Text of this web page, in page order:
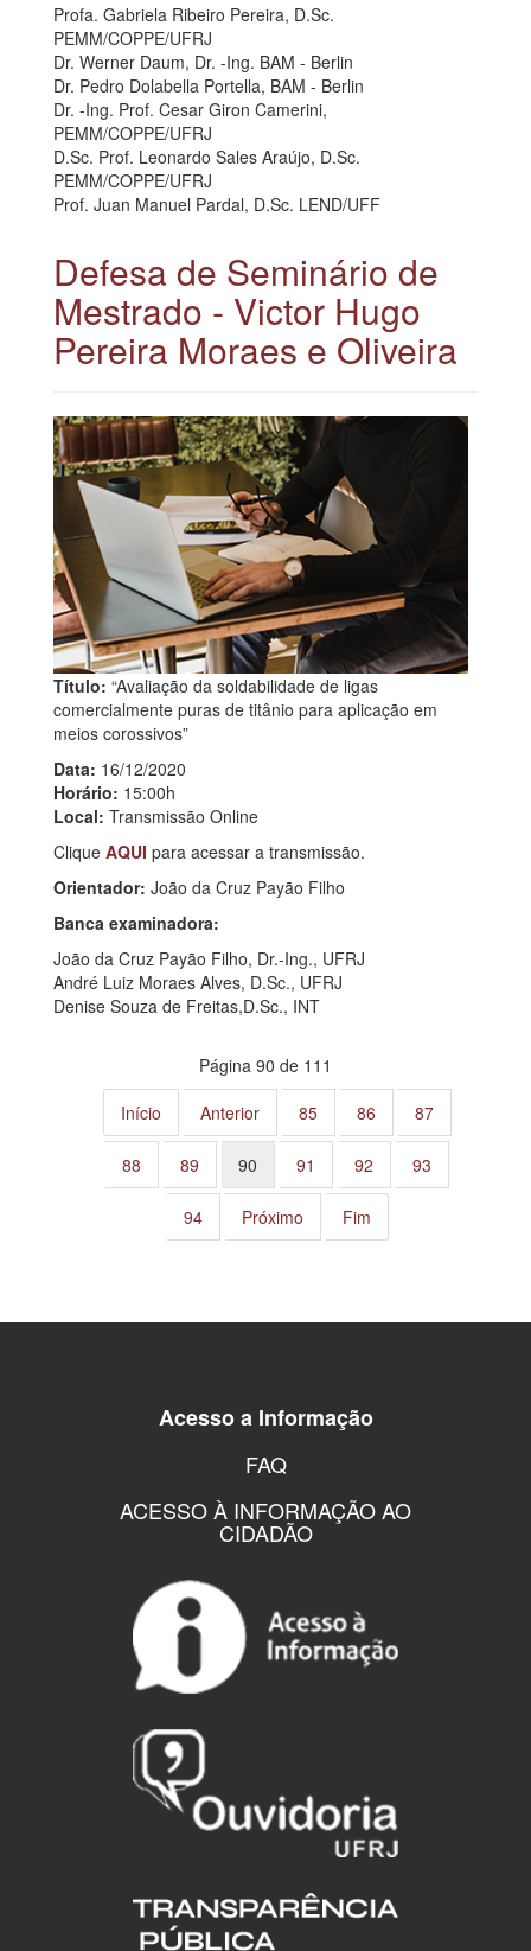
Profa. Gabriela Ribeiro Pereira, D.Sc.
PEMM/COPPE/UFRJ
Dr. Werner Daum, Dr. -Ing. BAM - Berlin
Dr. Pedro Dolabella Portella, BAM - Berlin
Dr. -Ing. Prof. Cesar Giron Camerini,
PEMM/COPPE/UFRJ
D.Sc. Prof. Leonardo Sales Araújo, D.Sc.
PEMM/COPPE/UFRJ
Prof. Juan Manuel Pardal, D.Sc. LEND/UFF
Defesa de Seminário de
Mestrado - Victor Hugo
Pereira Moraes e Oliveira
Título: “Avaliação da soldabilidade de ligas
comercialmente puras de titânio para aplicação em
meios corossivos”
Data: 16/12/2020
Horário: 15:00h
Local: Transmissão Online
Clique AQUI para acessar a transmissão.
Orientador: João da Cruz Payão Filho
Banca examinadora:
João da Cruz Payão Filho, Dr.-Ing., UFRJ
André Luiz Moraes Alves, D.Sc., UFRJ
Denise Souza de Freitas,D.Sc., INT
Página 90 de 111
Início
Anterior 85 86 87
88 89 90 91 92 93
94 Próximo Fim
Acesso a Informação
FAQ
ACESSO À INFORMAÇÃO AO
CIDADÃO